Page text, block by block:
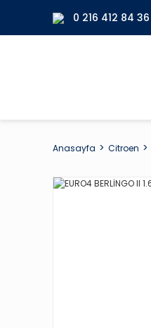
0 216 412 84 36
Anasayfa Citroen